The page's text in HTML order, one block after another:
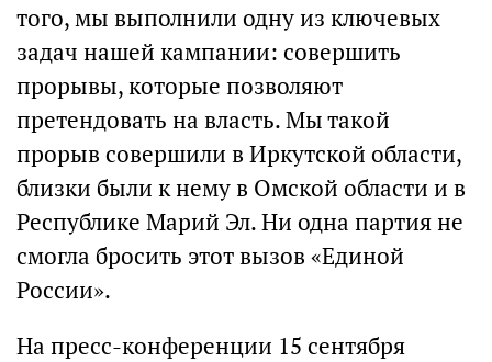
того, мы выполнили одну из ключевых
задач нашей кампании: совершить
прорывы, которые позволяют
претендовать на власть. Мы такой
прорыв совершили в Иркутской области,
близки были к нему в Омской области и в
Республике Марий Эл. Ни одна партия не
смогла бросить этот вызов «Единой
России».
На пресс-конференции 15 сентября